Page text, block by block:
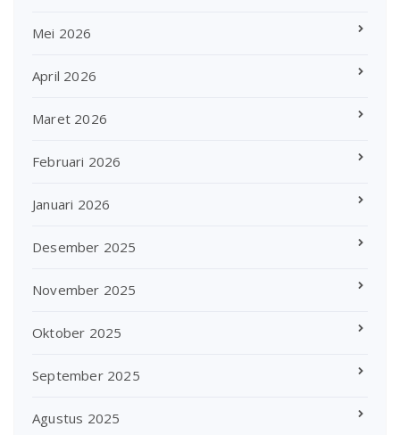
Mei 2026
April 2026
Maret 2026
Februari 2026
Januari 2026
Desember 2025
November 2025
Oktober 2025
September 2025
Agustus 2025